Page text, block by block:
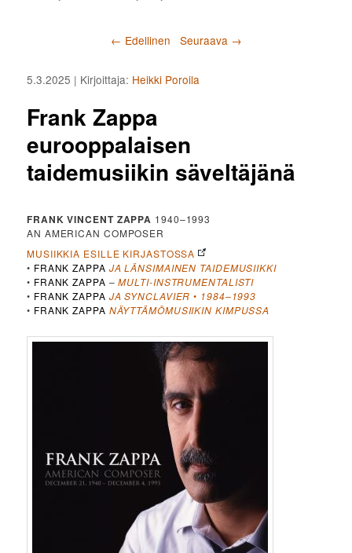
Artikkelien selaus
← Edellinen Seuraava →
Frank Zappa
eurooppalaisen
taidemusiikin säveltäjänä
5.3.2025 | Kirjoittaja: Heikki Poroila
FRANK VINCENT ZAPPA 1940–1993
AN AMERICAN COMPOSER
MUSIIKKIA ESILLE KIRJASTOSSA
• FRANK ZAPPA JA LÄNSIMAINEN TAIDEMUSIIKKI
• FRANK ZAPPA –MULTI-INSTRUMENTALISTI
• FRANK ZAPPA JA SYNCLAVIER• 1984–1993
• FRANK ZAPPA NÄYTTÄMÖMUSIIKIN KIMPUSSA